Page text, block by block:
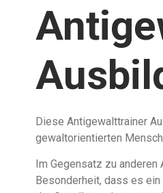
Diese Antigewalttrainer
gewaltorientierten
Im Gegensatz zu
Besonderheit, dass es